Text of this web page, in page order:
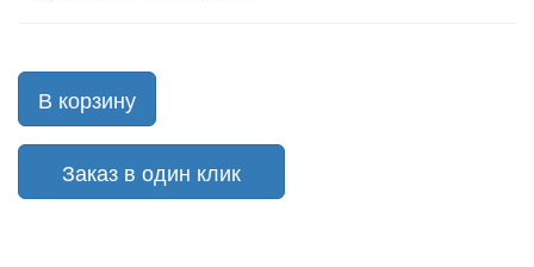
В корзину
Заказ в один клик